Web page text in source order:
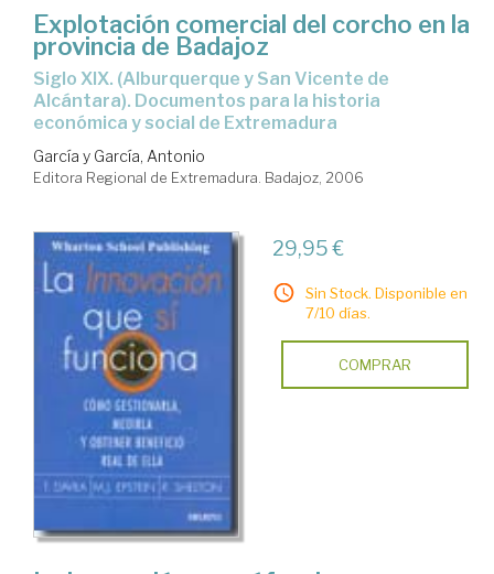
Explotación comercial del corcho en la
provincia de Badajoz
Siglo XIX. (Alburquerque y San Vicente de
Alcántara). Documentos para la historia
económica y social de Extremadura
García y García, Antonio
Editora Regional de Extremadura. Badajoz, 2006
29,95 €
Sin Stock. Disponible en
7/10 días.
COMPRAR